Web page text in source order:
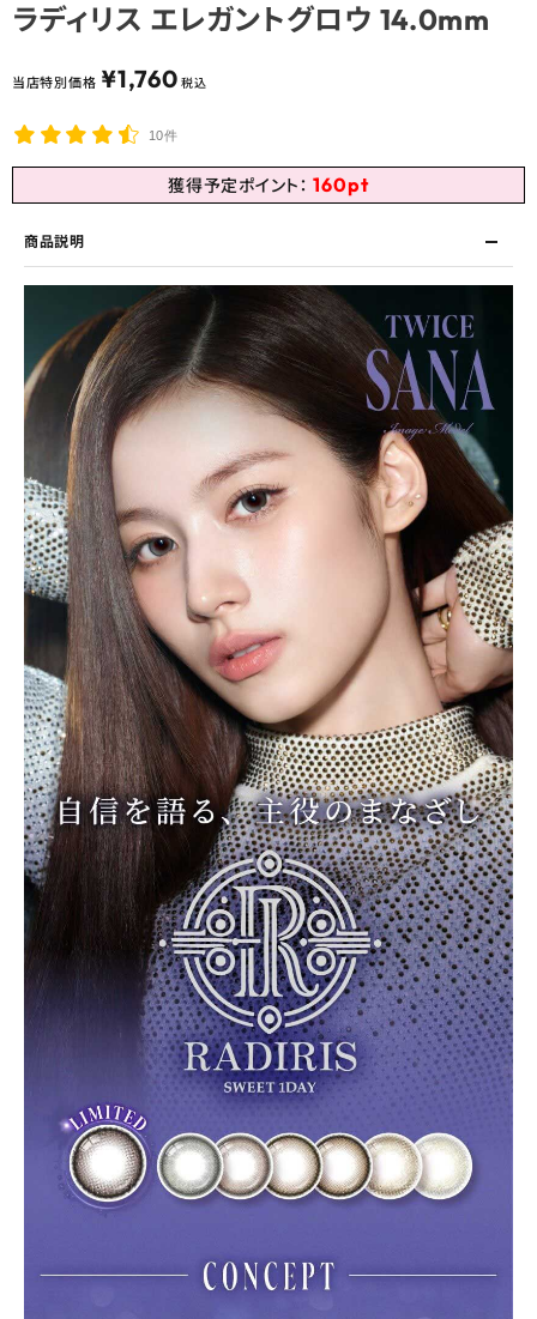
ラディリス エレガントグロウ 14.0mm
当店特別価格 ¥1,760 税込
10件
獲得予定ポイント： 160pt
商品説明